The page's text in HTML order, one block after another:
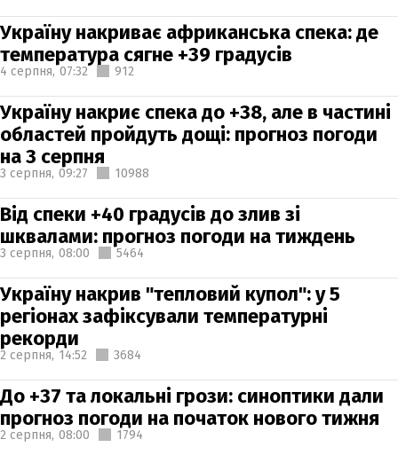
Україну накриває африканська спека: де
температура сягне +39 градусів
4 серпня, 07:32 912
Україну накриє спека до +38, але в частині
областей пройдуть дощі: прогноз погоди
на 3 серпня
3 серпня, 09:27 10988
Від спеки +40 градусів до злив зі
шквалами: прогноз погоди на тиждень
3 серпня, 08:00 5464
Україну накрив "тепловий купол": у 5
регіонах зафіксували температурні
рекорди
2 серпня, 14:52 3684
До +37 та локальні грози: синоптики дали
прогноз погоди на початок нового тижня
2 серпня, 08:00 1794